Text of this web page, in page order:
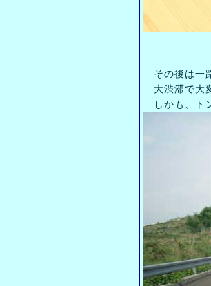
その後は一
大渋滞で大
しかも、ト